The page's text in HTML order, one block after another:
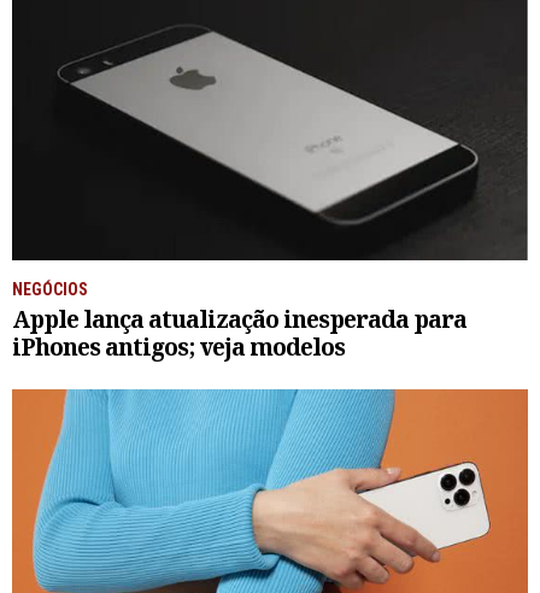
NEGÓCIOS
Apple lança atualização inesperada para
iPhones antigos; veja modelos